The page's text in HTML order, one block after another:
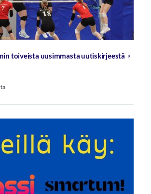
toiveista uusimmasta uutiskirjeestä